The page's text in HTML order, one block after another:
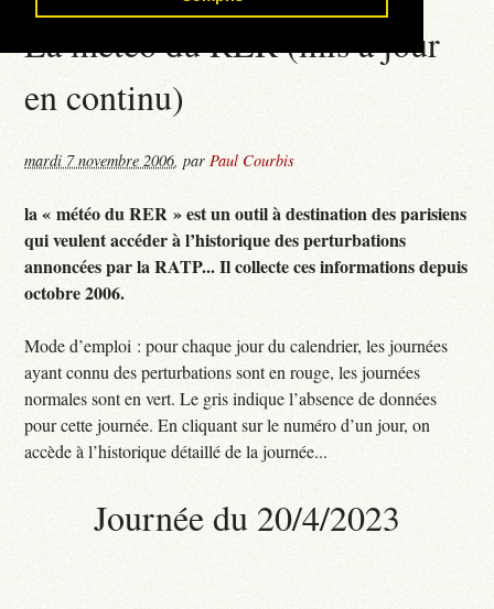
La météo du RER (mis à jour
en continu)
mardi 7 novembre 2006,parPaul Courbis
la « météo du RER » est un outil à destination des parisiens
qui veulent accéder à l’historique des perturbations
annoncées par la RATP... Il collecte ces informations depuis
octobre 2006.
Mode d’emploi : pour chaque jour du calendrier, les journées
ayant connu des perturbations sont en rouge, les journées
normales sont en vert. Le gris indique l’absence de données
pour cette journée. En cliquant sur le numéro d’un jour, on
accède à l’historique détaillé de la journée...
Journée du 20/4/2023